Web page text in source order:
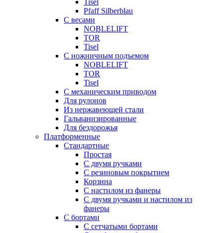
Pfaff Silberblau
С весами
NOBLELIFT
TOR
Tisel
С ножничным подъемом
NOBLELIFT
TOR
Tisel
С механическим приводом
Для рулонов
Из нержавеющей стали
Гальванизированные
Для бездорожья
Платформенные
Стандартные
Простая
С двумя ручками
С резиновым покрытием
Корзина
С настилом из фанеры
С двумя ручками и настилом из
фанеры
С бортами
С сетчатыми бортами